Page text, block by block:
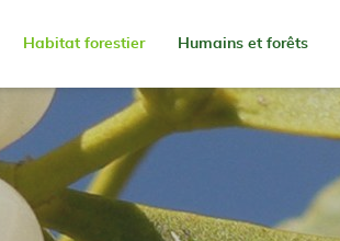
Habitat forestier Humains et forêts